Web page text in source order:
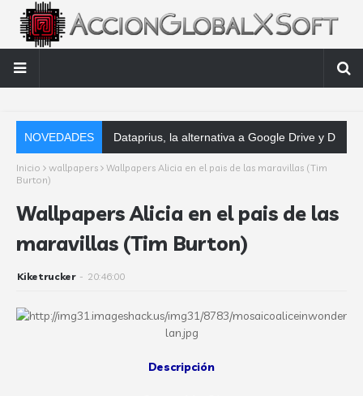
NOVEDADES Dataprius, la alternativa a Google Drive y Dropbox que las empresas debe
Inicio wallpapers
Wallpapers Alicia en el pais de las maravillas (Tim
Burton)
Wallpapers Alicia en el pais de las
maravillas (Tim Burton)
Kiketrucker - 20:46:00
Descripción